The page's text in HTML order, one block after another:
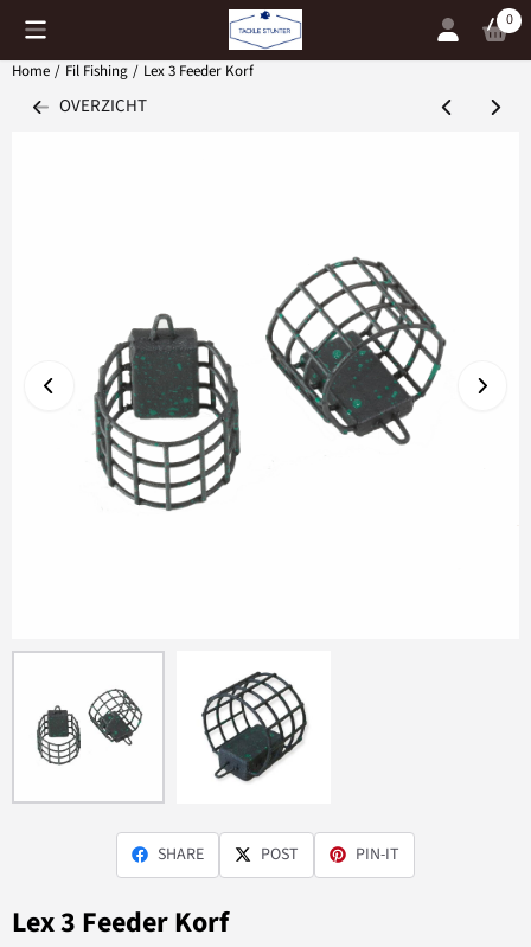
Cookievoorkeuren zijn momenteel gesloten. 0
Home / Fil Fishing / Lex 3 Feeder Korf
OVERZICHT
SHARE POST PIN-IT
Lex 3 Feeder Korf